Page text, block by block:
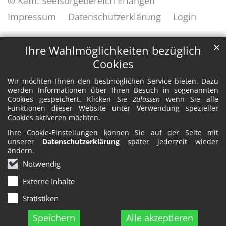
Ihre Wahlmöglichkeiten bezüglich
Cookies
Wir möchten Ihnen den bestmöglichen Service bieten. Dazu
werden Informationen über Ihren Besuch in sogenannten
Cookies gespeichert. Klicken SieZulassen wenn Sie alle
Funktionen dieser Website unter Verwendung spezieller
Cookies aktiveren möchten.
Ihre Cookie-Einstellungen können Sie auf der Seite mit
unserer Datenschutzerklärung später jederzeit wieder
ändern.
Notwendig
Externe Inhalte
Statistiken
Speichern Alle akzeptieren
✕
Impressum
Datenschutzerklärung Login